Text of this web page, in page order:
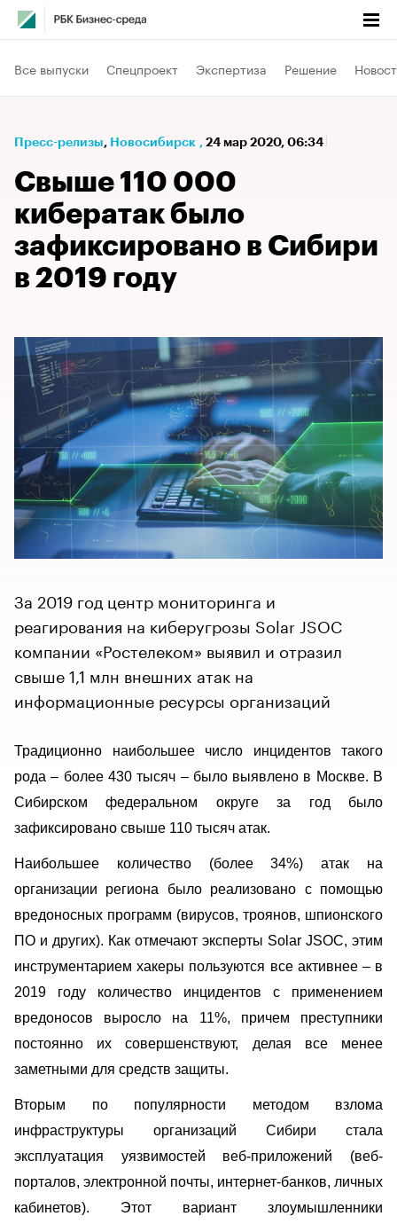
Все выпуски Спецпроект Экспертиза Решение
Пресс-релизы⁠, Новосибирск , 24 мар 2020, 06:34
Свыше 110 000
кибератак было
зафиксировано в Сибири
в 2019 году
За 2019 год центр мониторинга и
реагирования на киберугрозы Solar JSOC
компании «Ростелеком» выявил и отразил
свыше 1,1 млн внешних атак на
информационные ресурсы организаций
Традиционно наибольшее число инцидентов такого
рода – более 430 тысяч – было выявлено в Москве. В
Сибирском федеральном округе за год было
зафиксировано свыше 110 тысяч атак.
Наибольшее количество (более 34%) атак на
организации региона было реализовано с помощью
вредоносных программ (вирусов, троянов, шпионского
ПО и других). Как отмечают эксперты Solar JSOC, этим
инструментарием хакеры пользуются все активнее – в
2019 году количество инцидентов с применением
вредоносов выросло на 11%, причем преступники
постоянно их совершенствуют, делая все менее
заметными для средств защиты.
Вторым по популярности методом взлома
инфраструктуры организаций Сибири стала
эксплуатация уязвимостей веб-приложений (веб-
порталов, электронной почты, интернет-банков, личных
кабинетов). Этот вариант злоумышленники